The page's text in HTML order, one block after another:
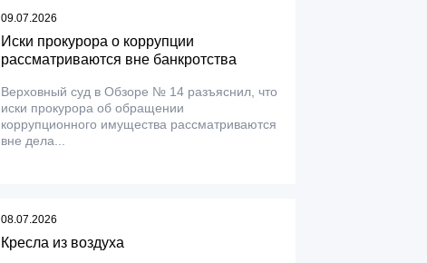
09.07.2026
Иски прокурора о коррупции
рассматриваются вне банкротства
Верховный суд в Обзоре № 14 разъяснил, что
иски прокурора об обращении
коррупционного имущества рассматриваются
вне дела...
08.07.2026
Кресла из воздуха